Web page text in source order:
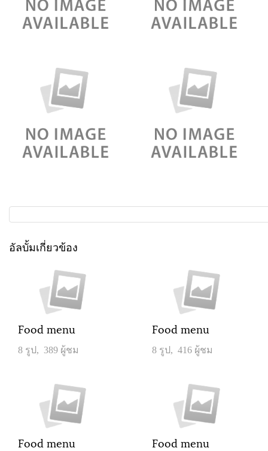
อัลบั้มเกี่ยวข้อง
Food menu
8 รูป, 389 ผู้ชม
Food menu
8 รูป, 416 ผู้ชม
Food menu Food menu